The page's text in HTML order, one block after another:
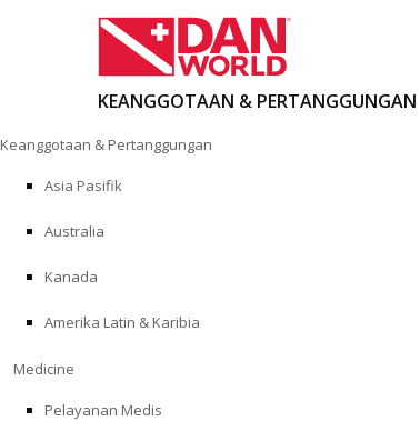
ke
konten
KEANGGOTAAN & PERTANGGUNGAN
Keanggotaan & Pertanggungan
Asia Pasifik
Australia
Kanada
Amerika Latin & Karibia
Medicine
Pelayanan Medis